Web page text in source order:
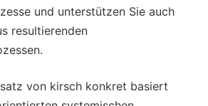
und unterstützen Sie auch
resultierenden
von kirsch konkret basiert